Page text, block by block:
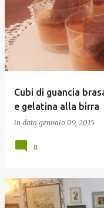
Cubi di guancia
e gelatina alla birra
in data gennaio 09, 2015
0